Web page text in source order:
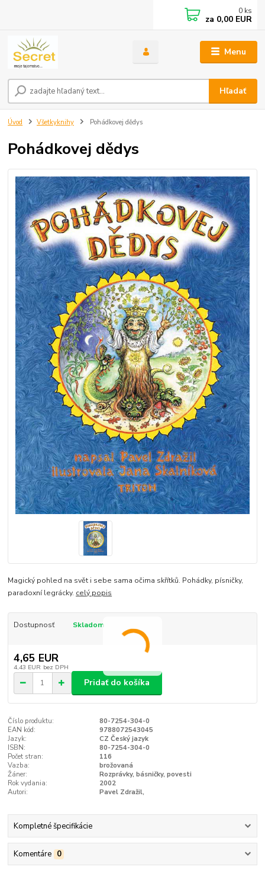
Menu
Hľadať
0 ks
za 0,00 EUR
Úvod Všetkyknihy Pohádkovej dědys
Pohádkovej dědys
Magický pohled na svět i sebe sama očima skřítků. Pohádky, písničky,
paradoxní legrácky. celý popis
Dostupnosť Skladom
4,65 EUR
4,43 EUR bez DPH
Pridať do košíka
Číslo produktu:
80-7254-304-0
EAN kód:
9788072543045
Jazyk:
CZ Český jazyk
ISBN:
80-7254-304-0
Počet stran:
116
Vazba:
brožovaná
Žáner:
Rozprávky, básničky, povesti
Rok vydania:
2002
Autori:
Pavel Zdražil,
Kompletné špecifikácie
Komentáre 0